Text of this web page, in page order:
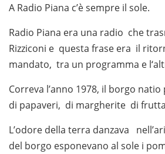
A Radio Piana c’è sempre il sole.
Radio Piana era una radio che
Rizziconi e questa frase era il
mandato, tra un programma e
Correva l’anno 1978, il borgo natio
di papaveri, di margherite di
L’odore della terra danzava
del borgo esponevano al sole i